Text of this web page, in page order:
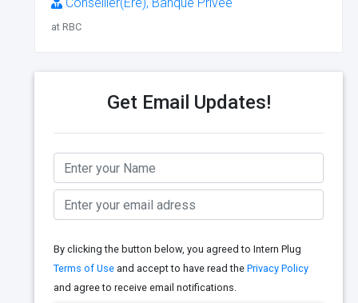
at RBC
Get Email Updates!
By clicking the button below, you agreed to Intern Plug
Terms of Use and accept to have read the Privacy Policy
and agree to receive email notifications.